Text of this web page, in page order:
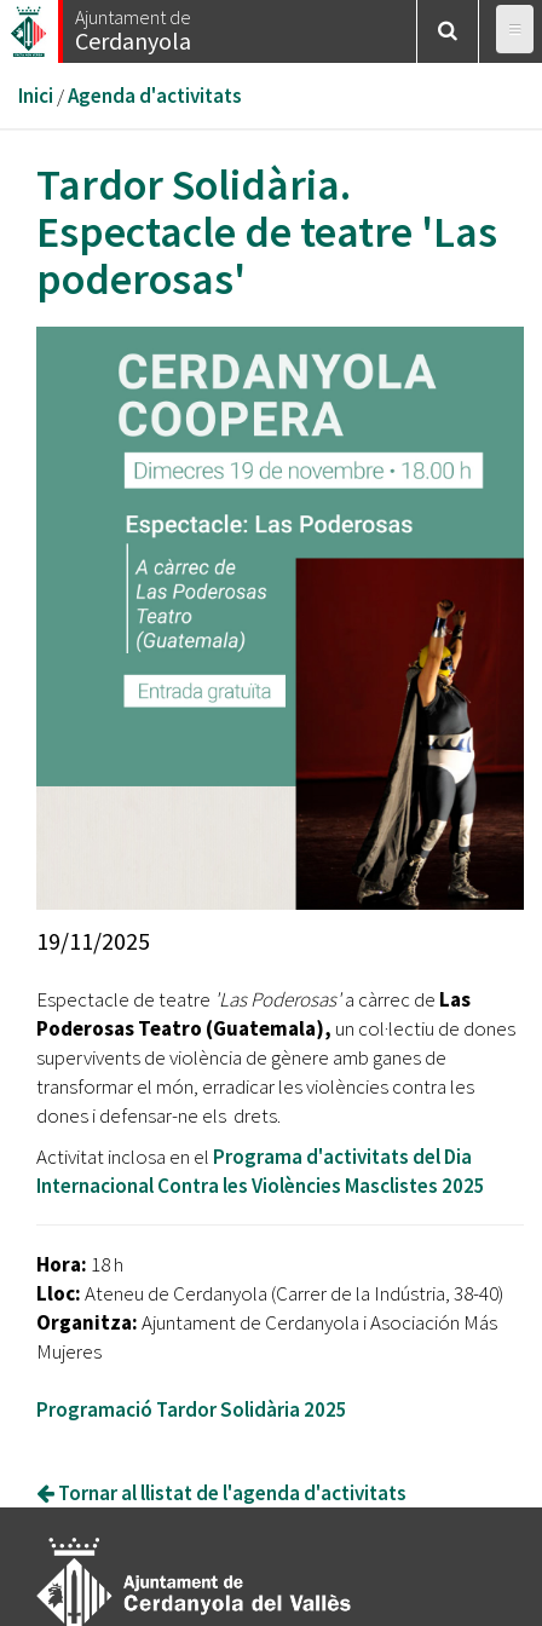
Vés
al
Ajuntament de
Cerdanyola
Esteu
aquí
Inici /Agenda d'activitats
Tardor Solidària.
Espectacle de teatre 'Las
poderosas'
19/11/2025
Espectacle de teatre 'Las Poderosas'a càrrec de Las
Poderosas Teatro (Guatemala), un col·lectiu de dones
supervivents de violència de gènere amb ganes de
transformar el món, erradicar les violències contra les
dones i defensar-ne els drets.
Activitat inclosa en el Programa d'activitats del Dia
Internacional Contra les Violències Masclistes 2025
Hora: 18 h
Lloc:Ateneu de Cerdanyola (Carrer de la Indústria, 38-40)
Organitza:Ajuntament de Cerdanyola i Asociación Más
Mujeres
Programació Tardor Solidària 2025
Tornar al llistat de l'agenda d'activitats